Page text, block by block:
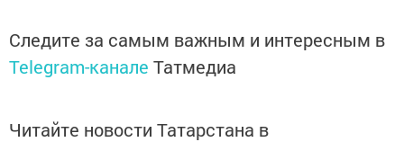
Следите за самым важным и интересным в
Telegram-канале Татмедиа
Читайте новости Татарстана в